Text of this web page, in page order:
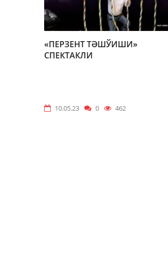
«ПЕРЗЕНТ ТӘШЎИШИ»
СПЕКТАКЛИ
10.05.23 0 462